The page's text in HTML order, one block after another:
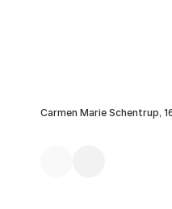
Carmen Marie Schentrup,